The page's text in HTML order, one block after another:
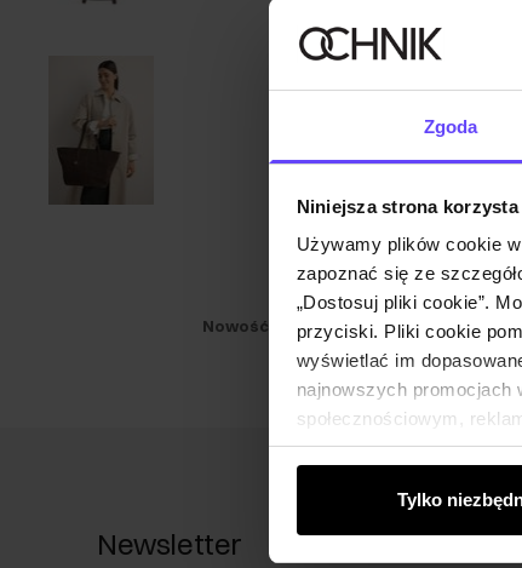
Zgoda
Niniejsza strona
Używamy plików cookie
zapoznać się ze
„Dostosuj pliki cookie”.
przyciski. Pliki cookie
wyświetlać im
najnowszych promocjach
społecznościowym,
od Ciebie lub uzyskanymi
Tylko
Nowość
Newsletter